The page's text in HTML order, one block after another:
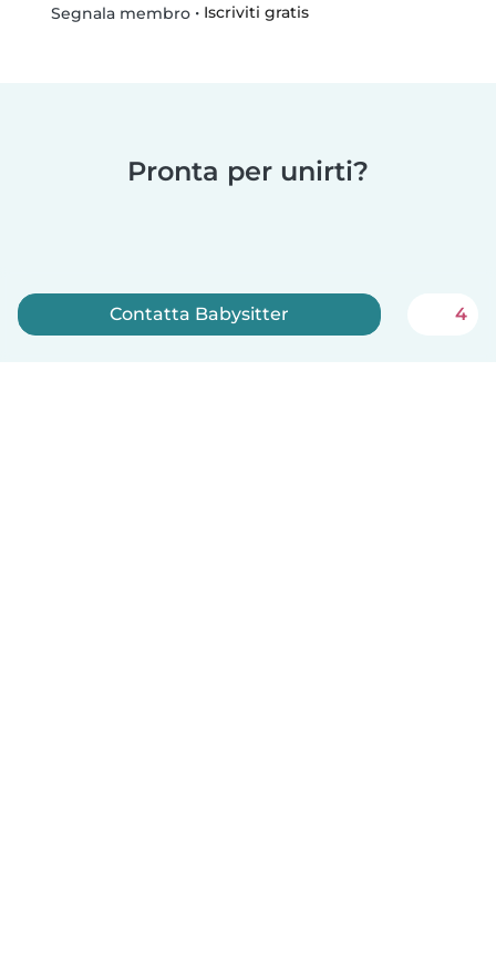
Segnala membro• Iscriviti gratis
Pronta per unirti?
Contatta Babysitter 4